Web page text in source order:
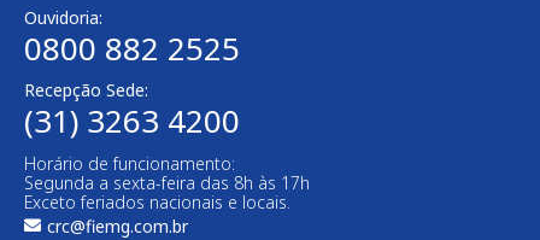
Ouvidoria:
0800 882 2525
Recepção Sede:
(31) 3263 4200
Horário de funcionamento:
Segunda a sexta-feira das 8h às 17h
Exceto feriados nacionais e locais.
crc@fiemg.com.br